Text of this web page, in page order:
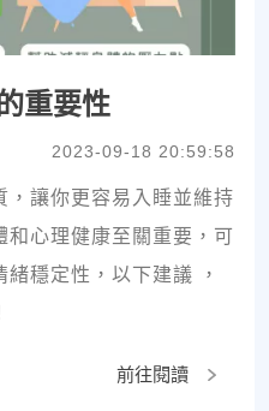
重要性
2023-09-18 20:59:58
，讓你更容易入睡並維持
心理健康至關重要，可
穩定性，以下建議 ，
前往閱讀